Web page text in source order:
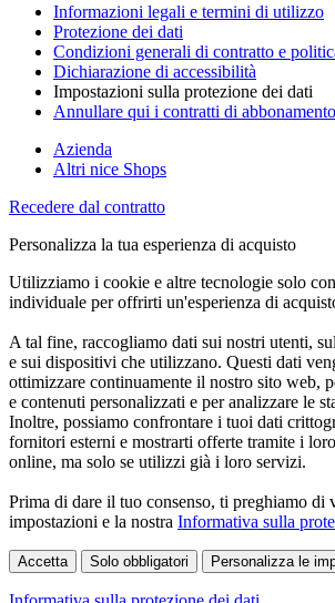
Informazioni legali e termini di utilizzo
Protezione dei dati
Condizioni generali di contratto e
Dichiarazione di accessibilità
Impostazioni sulla protezione dei dati
Annullare qui i contratti di abbonamento
Azienda
Altri nice Shops
Recedere dal contratto
Personalizza la tua esperienza di acquisto
Utilizziamo i cookie e altre tecnologie solo
individuale per offrirti un'esperienza di
A tal fine, raccogliamo dati sui nostri utenti,
e sui dispositivi che utilizzano. Questi dati
ottimizzare continuamente il nostro sito web,
e contenuti personalizzati e per analizzare le
Inoltre, possiamo confrontare i tuoi dati
fornitori esterni e mostrarti offerte tramite i
online, ma solo se utilizzi già i loro servizi.
Prima di dare il tuo consenso, ti preghiamo di
impostazioni e la nostra Informativa sulla
Accetta Solo obbligatori Personalizza le